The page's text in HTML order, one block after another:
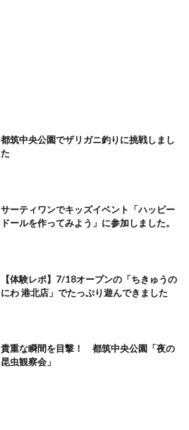
都筑中央公園でザリガニ釣りに挑戦しまし
た
サーティワンでキッズイベント「ハッピー
ドールを作ってみよう」に参加しました。
【体験レポ】7/18オープンの「ちきゅうの
にわ 港北店」でたっぷり遊んできました
貴重な瞬間を目撃！ 都筑中央公園「夜の
昆虫観察会」